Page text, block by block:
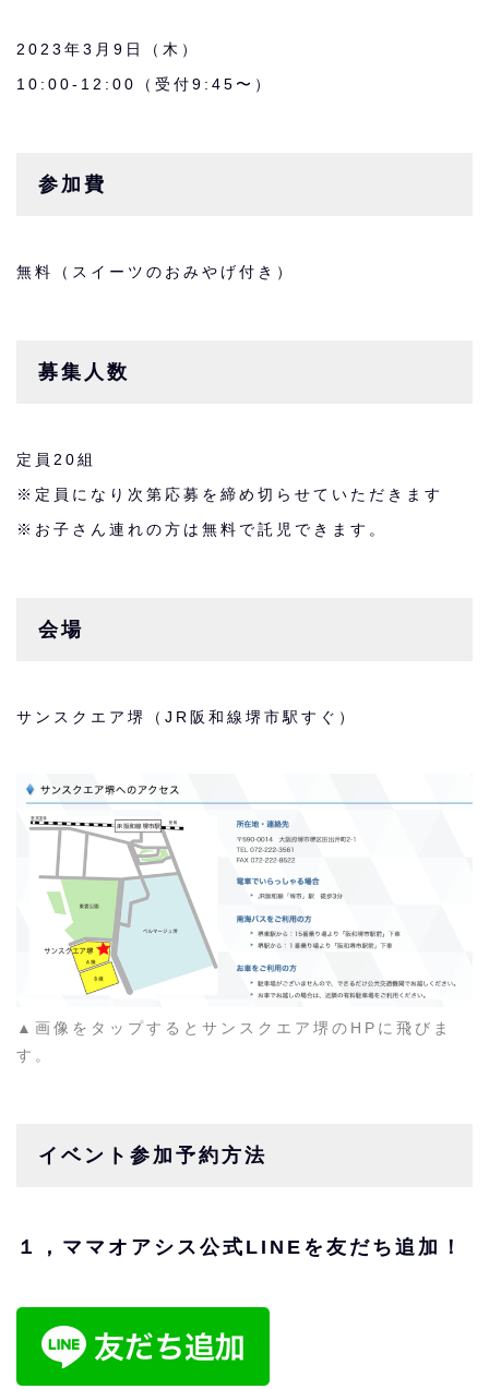
2023年3月9日（木）
10:00-12:00（受付9:45〜）
参加費
無料（スイーツのおみやげ付き）
募集人数
定員20組
※定員になり次第応募を締め切らせていただきます
※お子さん連れの方は無料で託児できます。
会場
サンスクエア堺（JR阪和線堺市駅すぐ）
▲画像をタップするとサンスクエア堺のHPに飛びま
す。
イベント参加予約方法
１，ママオアシス公式LINEを友だち追加！